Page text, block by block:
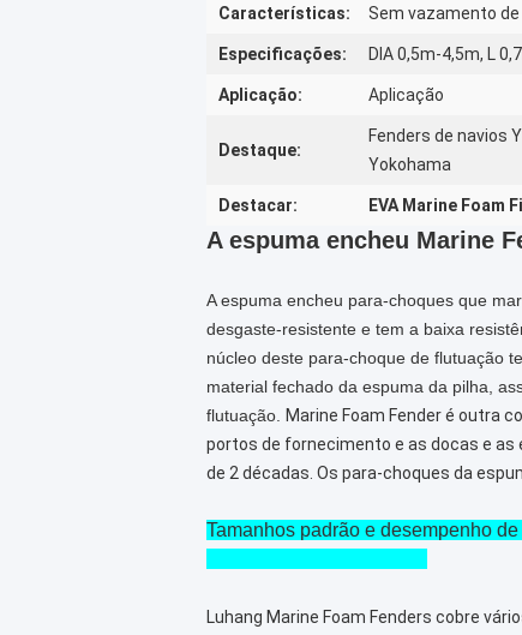
Características: Sem vazamento
Especificações: DIA 0,5m-4,5m, L
Aplicação: Aplicação
Destaque:
Fenders de navios
Yokohama
Destacar: EVA Marine Foam
A espuma encheu Marine
A espuma encheu para-choques que
desgaste-resistente e tem a baixa
núcleo deste para-choque de flutuação
material fechado da espuma da pilha,
flutuação.
Marine Foam Fender é outra
portos de fornecimento e as docas e
de 2 décadas. Os para-choques da
Tamanhos padrão e desempenho
Luhang Marine Foam Fenders cobre